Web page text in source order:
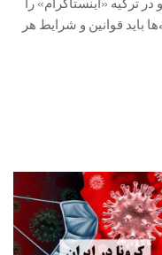
ترکیه «اینستاگرام» را
باید قوانین و شرایط هر